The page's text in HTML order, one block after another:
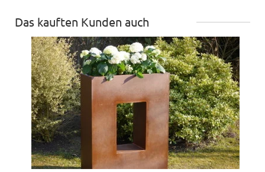
Das kauften Kunden auch